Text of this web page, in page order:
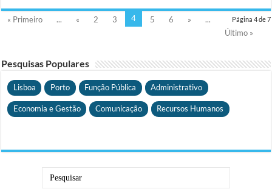
Página 4 de 7
« Primeiro ... « 2 3 4 5 6 »
...
Último »
Pesquisas Populares
Lisboa Porto Função Pública Administrativo
Economia e Gestão Comunicação Recursos Humanos